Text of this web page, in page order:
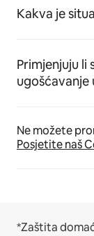
Kakva je
Primjenjuju li
ugošćavanje
Ne možete
Posjetite naš
*Zaštita